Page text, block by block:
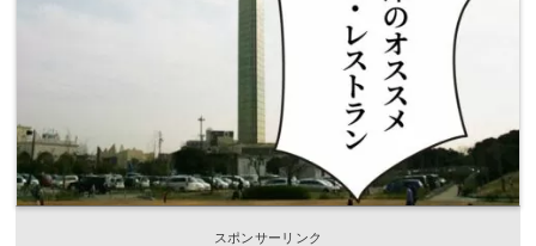
スポンサーリンク